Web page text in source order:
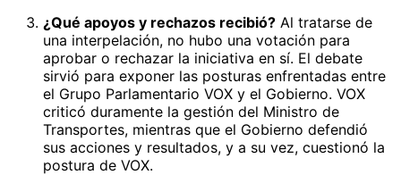
¿Qué apoyos y rechazos recibió? Al tratarse de
una interpelación, no hubo una votación para
aprobar o rechazar la iniciativa en sí. El debate
sirvió para exponer las posturas enfrentadas entre
el Grupo Parlamentario VOX y el Gobierno. VOX
criticó duramente la gestión del Ministro de
Transportes, mientras que el Gobierno defendió
sus acciones y resultados, y a su vez, cuestionó la
postura de VOX.